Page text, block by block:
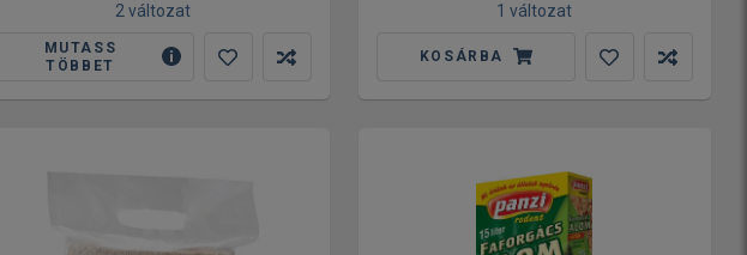
2 változat
MUTASS
TÖBBET
1 változat
KOSÁRBA